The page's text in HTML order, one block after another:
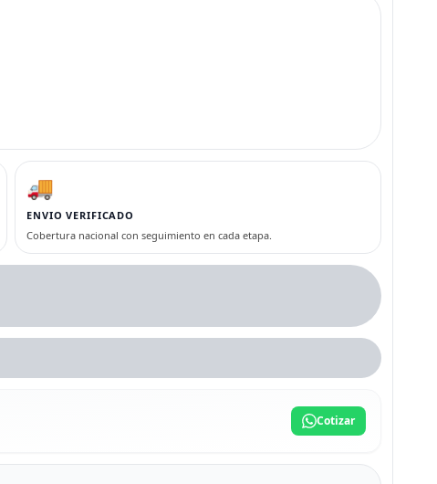
🚚
ENVIO VERIFICADO
Cobertura nacional con seguimiento en cada etapa.
Cotizar